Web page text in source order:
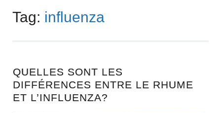
Main menu
content
Tag: influenza
QUELLES SONT LES
DIFFÉRENCES ENTRE LE RHUME
ET L’INFLUENZA?